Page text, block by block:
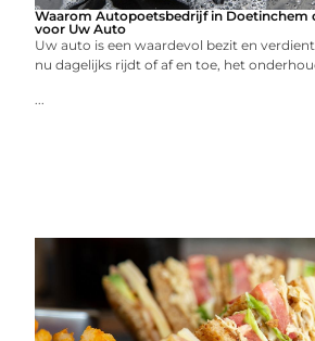
Waarom Autopoetsbedrijf in Doetinchem
voor Uw Auto
Uw auto is een waardevol bezit en
nu dagelijks rijdt of af en toe, het
...